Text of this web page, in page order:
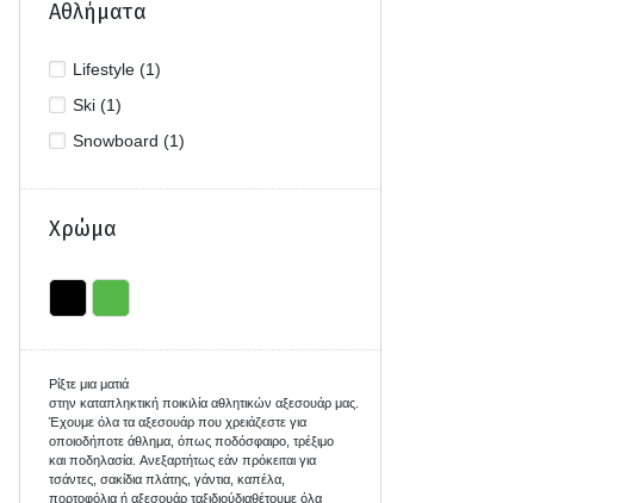
Αθλήματα
Lifestyle (1)
Ski (1)
Snowboard (1)
Χρώμα
Ρίξτε μια ματιά
στην καταπληκτική ποικιλία αθλητικών αξεσουάρ μας
Έχουμε όλα τα αξεσουάρ που χρειάζεστε για
οποιοδήποτε άθλημα, όπως ποδόσφαιρο, τρέξιμο
και ποδηλασία. Ανεξαρτήτως εάν πρόκειται για
τσάντες, σακίδια πλάτης, γάντια, καπέλα,
πορτοφόλια ή αξεσουάρ ταξιδιούδιαθέτουμε όλα